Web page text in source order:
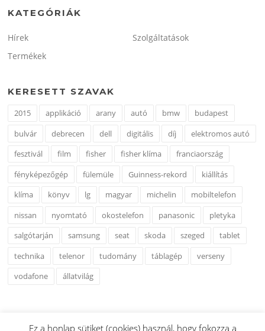
KATEGÓRIÁK
Hírek
Szolgáltatások
Termékek
KERESETT SZAVAK
2015 applikáció arany autó bmw
budapest
bulvár
debrecen dell digitális díj
elektromos autó
fesztivál
film fisher fisher klíma
franciaország
fényképezőgép
fülemüle Guinness-rekord
kiállítás
klíma
könyv lg magyar michelin
mobiltelefon
nissan
nyomtató okostelefon panasonic
pletyka
salgótarján
samsung seat skoda szeged
tablet
technika
telenor tudomány táblagép
verseny
vodafone
állatvilág
Ez a honlap sütiket (cookies) használ, hogy fokozza a